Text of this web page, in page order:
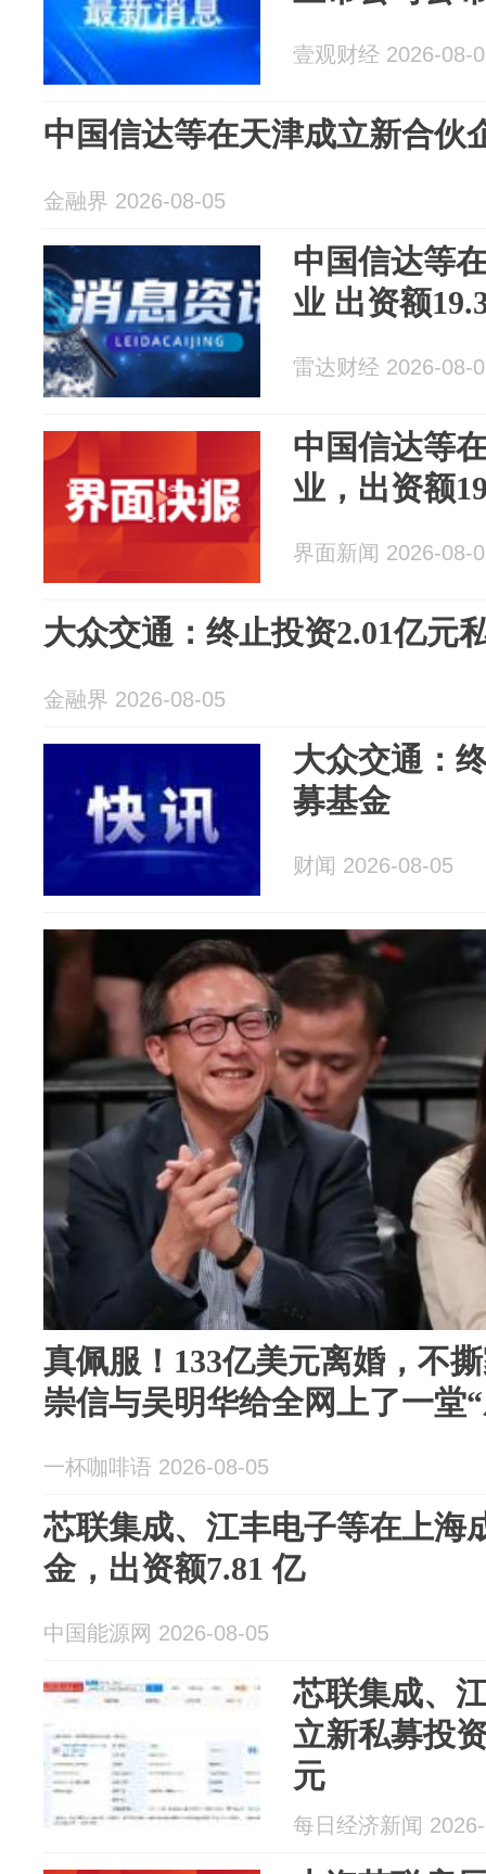
壹观财经 2026-08-
中国信达等在天津成立新合伙
金融界 2026-08-05
中国信达等
业 出资额
雷达财经 2026-08-
中国信达等
业，出资额
界面新闻 2026-08-
大众交通：终止投资2.01亿元
金融界 2026-08-05
大众交通：
募基金
财闻 2026-08-05
真佩服！133亿美元离婚，不
崇信与吴明华给全网上了一堂
一杯咖啡语 2026-08-05
芯联集成、江丰电子等在上海
金，出资额7.81 亿
中国能源网 2026-08-05
芯联集成、
立新私募投
元
每日经济新闻